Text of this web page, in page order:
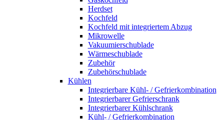
Herdset
Kochfeld
Kochfeld mit integriertem Abzug
Mikrowelle
Vakuumierschublade
Wärmeschublade
Zubehör
Zubehörschublade
Kühlen
Integrierbare Kühl- / Gefrierkombination
Integrierbarer Gefrierschrank
Integrierbarer Kühlschrank
Kühl- / Gefrierkombination